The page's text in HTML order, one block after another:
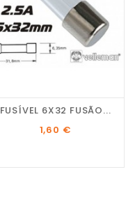
FUSÍVEL 6X32 FUSÃO...
Preço
1,60 €